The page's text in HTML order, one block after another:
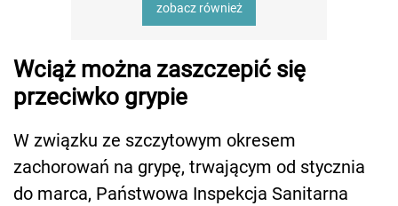
zobacz również
Wciąż można zaszczepić się
przeciwko grypie
W związku ze szczytowym okresem
zachorowań na grypę, trwającym od stycznia
do marca, Państwowa Inspekcja Sanitarna